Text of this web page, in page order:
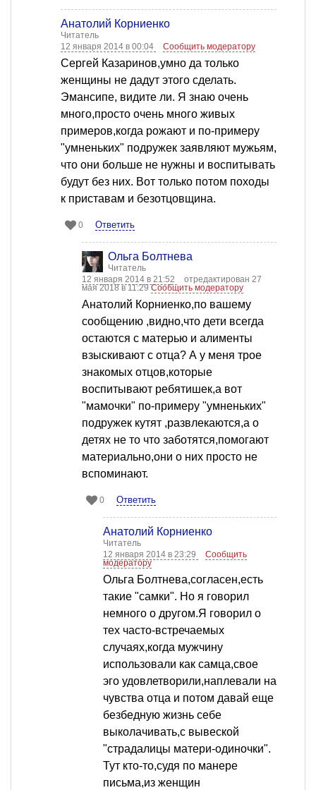
Анатолий Корниенко
Читатель
12 января 2014 в 00:04
Сообщить модератору
Сергей Казаринов,умно да только
женщины не дадут этого сделать.
Эмансипе, видите ли. Я знаю очень
много,просто очень много живых
примеров,когда рожают и по-примеру
"умненьких" подружек заявляют мужьям,
что они больше не нужны и воспитывать
будут без них. Вот только потом походы
к приставам и безотцовщина.
0 Ответить
Ольга Болтнева
Читатель
12 января 2014 в 21:52
отредактирован 27
мая 2018 в 11:29Сообщить модератору
Анатолий Корниенко,по вашему
сообщению ,видно,что дети всегда
остаются с матерью и алименты
взыскивают с отца? А у меня трое
знакомых отцов,которые
воспитывают ребятишек,а вот
"мамочки" по-примеру "умненьких"
подружек кутят ,развлекаются,а о
детях не то что заботятся,помогают
материально,они о них просто не
вспоминают.
0 Ответить
Анатолий Корниенко
Читатель
12 января 2014 в 23:29
Сообщить
модератору
Ольга Болтнева,согласен,есть
такие "самки". Но я говорил
немного о другом.Я говорил о
тех часто-встречаемых
случаях,когда мужчину
использовали как самца,свое
эго удовлетворили,наплевали на
чувства отца и потом давай еще
безбедную жизнь себе
выколачивать,с вывеской
"страдалицы матери-одиночки".
Тут кто-то,судя по манере
письма,из женщин